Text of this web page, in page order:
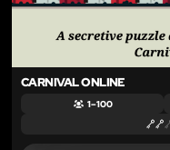
CARNIVAL ONLINE
1 – 100